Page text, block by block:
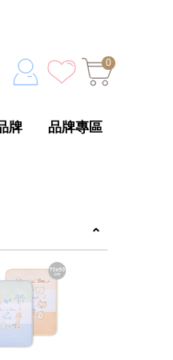
0
牌 品牌專區